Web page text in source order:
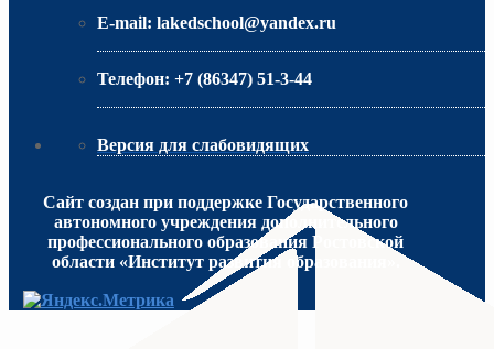
МИНИСТЕРСТВО ПРОСВЕЩЕНИЯ
E-mail: lakedschool@yandex.ru
Телефон: +7 (86347) 51-3-44
Версия для слабовидящих
Сайт создан при поддержке Государственного
автономного учреждения дополнительного
профессионального образования Ростовской
области «Институт развития образования».